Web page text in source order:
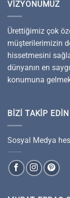
VIZYONUMUZ
Ürettiğimiz çok
müşterilerimizin
hissetmesini
dünyanın en
konumuna
BIZI TAKIP EDIN
Sosyal Medya